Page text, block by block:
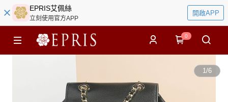
EPRIS艾佩絲
立刻使用官方APP
開啟APP
0
1/6